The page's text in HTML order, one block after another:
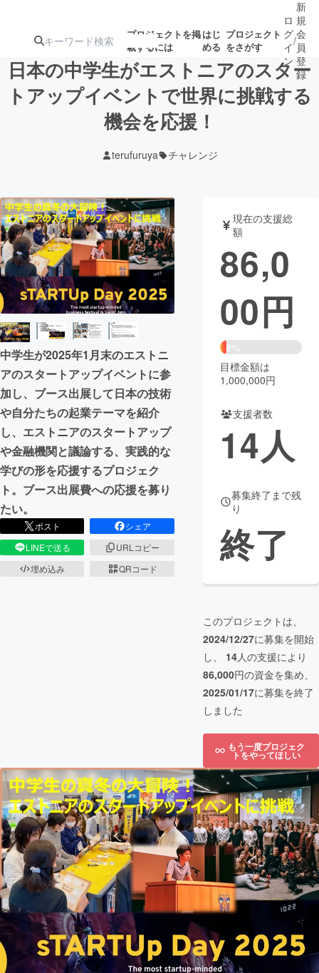
プロジェクトを掲
載するには
はじ
める
プロジェクト
をさがす
注目の新着プロ募集終了が近いプ
テクノロジー・ガジェット
映像・映画 書籍・雑誌
ビジネス・起業 チャレンジ
まちづくり・地域活性化
CAMPFIRE for Social Good
CAMPFIRE Creation
CAMPFIREふるさと納税
コミュニティ
ロ
グ
イ
ン
/
新
規
会
員
登
録
日本の中学生がエストニアのスター
トアップイベントで世界に挑戦する
機会を応援！
terufuruya チャレンジ
中学生が2025年1月末のエストニ
アのスタートアップイベントに参
加し、ブース出展して日本の技術
や自分たちの起業テーマを紹介
し、エストニアのスタートアップ
や金融機関と議論する、実践的な
学びの形を応援するプロジェク
ト。ブース出展費への応援を募り
たい。
ポスト
シェア
LINEで送る
URLコピー
埋め込み
QRコード
現在の支援総
額
86,0
00円
8%
目標金額は
1,000,000円
支援者数
14人
募集終了まで残
り
終了
このプロジェクトは、
2024/12/27に募集を開始
し、 14人の支援により
86,000円の資金を集め、
2025/01/17に募集を終了
しました
もう一度プロジェク
トをやってほしい